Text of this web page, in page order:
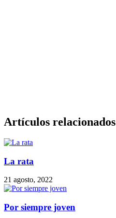
Artículos relacionados
La rata
21 agosto, 2022
Por siempre joven